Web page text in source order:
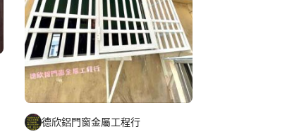
德欣鋁門窗金屬工程行